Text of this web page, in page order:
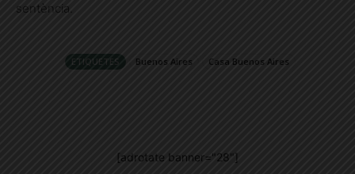
sentència.
ETIQUETES Buenos Aires Casa Buenos Aires
[adrotate banner="28"]